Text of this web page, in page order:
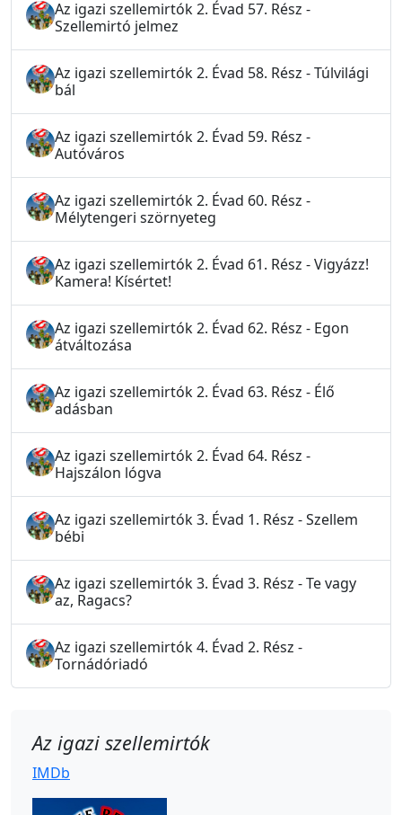
Az igazi szellemirtók 2. Évad 57. Rész -
Szellemirtó jelmez
Az igazi szellemirtók 2. Évad 58. Rész - Túlvilági
bál
Az igazi szellemirtók 2. Évad 59. Rész -
Autóváros
Az igazi szellemirtók 2. Évad 60. Rész -
Mélytengeri szörnyeteg
Az igazi szellemirtók 2. Évad 61. Rész - Vigyázz!
Kamera! Kísértet!
Az igazi szellemirtók 2. Évad 62. Rész - Egon
átváltozása
Az igazi szellemirtók 2. Évad 63. Rész - Élő
adásban
Az igazi szellemirtók 2. Évad 64. Rész -
Hajszálon lógva
Az igazi szellemirtók 3. Évad 1. Rész - Szellem
bébi
Az igazi szellemirtók 3. Évad 3. Rész - Te vagy
az, Ragacs?
Az igazi szellemirtók 4. Évad 2. Rész -
Tornádóriadó
Az igazi szellemirtók
IMDb